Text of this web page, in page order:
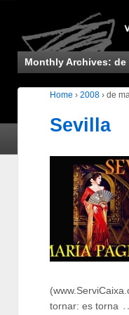
Monthly Archives: de
Home › 2008 › de
Sevilla
tornar: es torna